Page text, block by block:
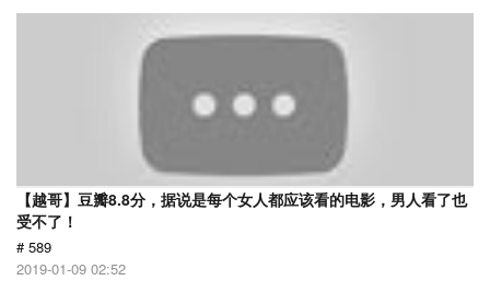
【越哥】豆瓣8.8分，据说是每个女人都应该看的电影，男人看了也
受不了！
# 589
2019-01-09 02:52